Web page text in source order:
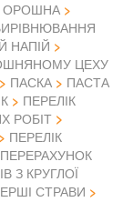
ОРОШНА
НАПІЙ
ЦЕХУ
ПАСКА
ПАСТА
ПЕРЕЛІК
РОБІТ
ПЕРЕЛІК
ПЕРЕРАХУНОК
З КРУГЛОЇ
СТРАВИ